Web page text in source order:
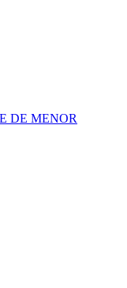
DE MENOR